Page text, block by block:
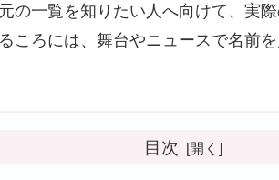
の一覧を知りたい人へ向けて、実
ころには、舞台やニュースで名前
目次